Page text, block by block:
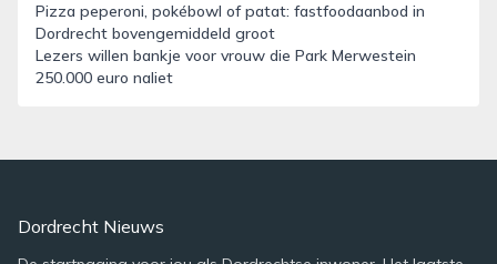
Pizza peperoni, pokébowl of patat: fastfoodaanbod in
Dordrecht bovengemiddeld groot
Lezers willen bankje voor vrouw die Park Merwestein
250.000 euro naliet
Dordrecht Nieuws